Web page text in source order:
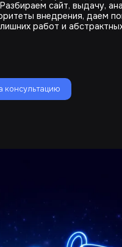
сайт, выдачу,
внедрения, даем
работ и
консультацию